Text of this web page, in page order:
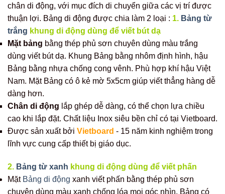
chân di động, với mục đích di chuyển giữa các vị trí được
thuận lợi. Bảng di động được chia làm 2 loại : 1. Bảng từ
trắng khung di động dùng để viết bút dạ
Mặt bảng bằng thép phủ sơn chuyên dùng màu trắng
dùng viết bút dạ. Khung Bảng bằng nhôm định hình, hậu
Bảng bằng nhựa chống cong vênh. Phù hợp khí hậu Việt
Nam. Mặt Bảng có ô kẻ mờ 5x5cm giúp viết thẳng hàng dễ
dàng hơn.
Chân di động lắp ghép dễ dàng, có thể chọn lựa chiều
cao khi lắp đặt. Chất liệu Inox siêu bền chỉ có tại Vietboard.
Được sản xuất bởi Vietboard - 15 năm kinh nghiệm trong
lĩnh vực cung cấp thiết bị giáo dục.
2. Bảng từ xanh khung di động dùng để viết phấn
Mặt Bảng di động xanh viết phấn bằng thép phủ sơn
chuyên dùng màu xanh chống lóa mọi góc nhìn. Bảng có